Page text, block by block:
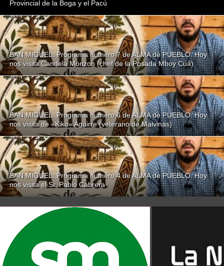
Provincial de la Boga y el Pacú
SAN MIGUEL: Programa numero 7 de ALMA de PUEBLO. Hoy
nos visita Candela Monzon (chef de la Posada Mboy Cua)
SAN MIGUEL: Programa numero 6 de ALMA de PUEBLO. Hoy
nos visita de «Kiko» Aguirre (veterano de Malvinas)
SAN MIGUEL: Programa numero 4 de ALMA de PUEBLO. Hoy
nos visita el Sr. Pablo Cabrera